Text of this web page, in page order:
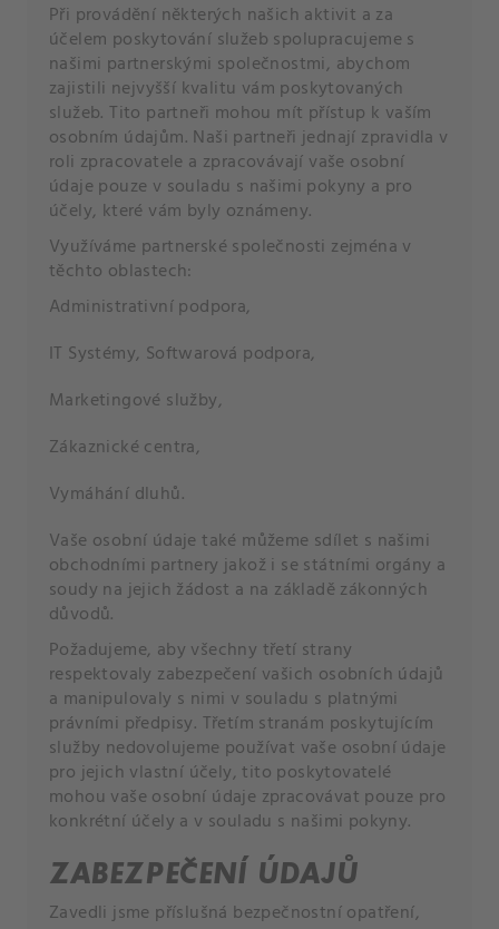
Při provádění některých našich aktivit a za
účelem poskytování služeb spolupracujeme s
našimi partnerskými společnostmi, abychom
zajistili nejvyšší kvalitu vám poskytovaných
služeb. Tito partneři mohou mít přístup k vaším
osobním údajům. Naši partneři jednají zpravidla v
roli zpracovatele a zpracovávají vaše osobní
údaje pouze v souladu s našimi pokyny a pro
účely, které vám byly oznámeny.
Využíváme partnerské společnosti zejména v
těchto oblastech:
Administrativní podpora,
IT Systémy, Softwarová podpora,
Marketingové služby,
Zákaznické centra,
Vymáhání dluhů.
Vaše osobní údaje také můžeme sdílet s našimi
obchodními partnery jakož i se státními orgány a
soudy na jejich žádost a na základě zákonných
důvodů.
Požadujeme, aby všechny třetí strany
respektovaly zabezpečení vašich osobních údajů
a manipulovaly s nimi v souladu s platnými
právními předpisy. Třetím stranám poskytujícím
služby nedovolujeme používat vaše osobní údaje
pro jejich vlastní účely, tito poskytovatelé
mohou vaše osobní údaje zpracovávat pouze pro
konkrétní účely a v souladu s našimi pokyny.
ZABEZPEČENÍ ÚDAJŮ
Zavedli jsme příslušná bezpečnostní opatření,